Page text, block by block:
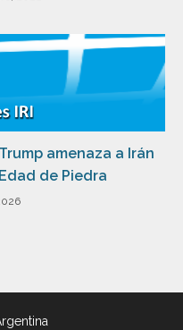
amenaza a Irán
de Piedra